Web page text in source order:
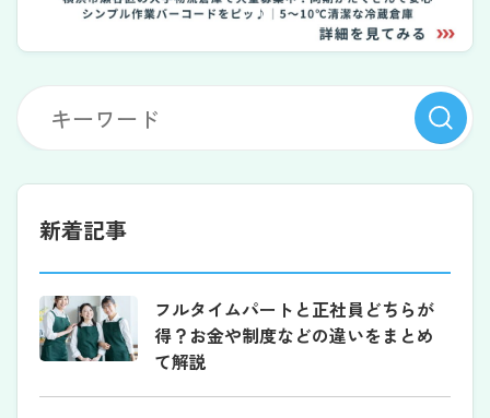
新着記事
フルタイムパートと正社員どちらが
得？お金や制度などの違いをまとめ
て解説